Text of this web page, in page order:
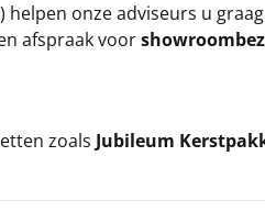
onze adviseurs u
afspraak voor
zoals Jubileum